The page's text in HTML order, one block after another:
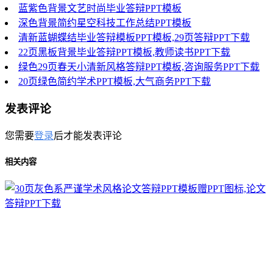
蓝紫色背景文艺时尚毕业答辩PPT模板
深色背景简约星空科技工作总结PPT模板
清新蓝蝴蝶结毕业答辩模板PPT模板,29页答辩PPT下载
22页黑板背景毕业答辩PPT模板,教师读书PPT下载
绿色29页春天小清新风格答辩PPT模板,咨询服务PPT下载
20页绿色简约学术PPT模板,大气商务PPT下载
发表评论
您需要登录后才能发表评论
相关内容